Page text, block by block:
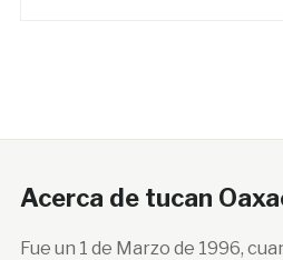
Acerca de tucan
Fue un 1 de Marzo de 1996,